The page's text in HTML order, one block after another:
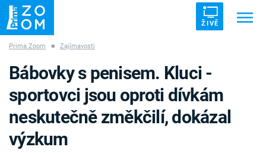
ŽIVĚ
ZÁHADY VETŘELCI DÁVNOVĚKU
Prima Zoom ■ Zajímavosti
Bábovky s penisem. Kluci -
sportovci jsou oproti dívkám
neskutečně změkčilí, dokázal
výzkum